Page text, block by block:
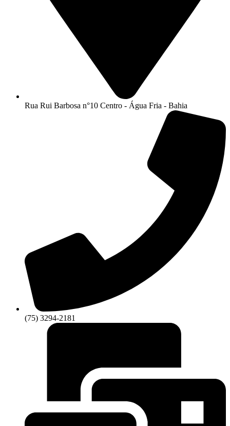
Rua Rui Barbosa n°10 Centro - Água Fria - Bahia
(75) 3294-2181